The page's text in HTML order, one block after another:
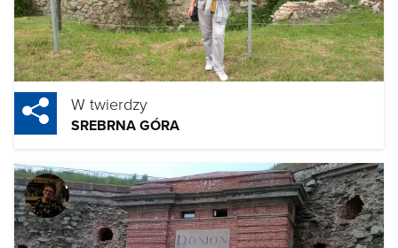
W twierdzy
SREBRNA GÓRA